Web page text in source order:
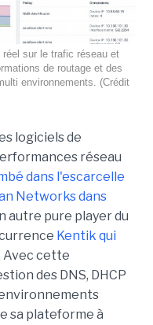
sur le trafic réseau et
de routage et des
environnements. (Crédit
logiciels de
réseau
dans l'escarcelle
Networks dans
autre pure player du
Kentik qui
Avec cette
des DNS, DHCP
environnements
sa plateforme à